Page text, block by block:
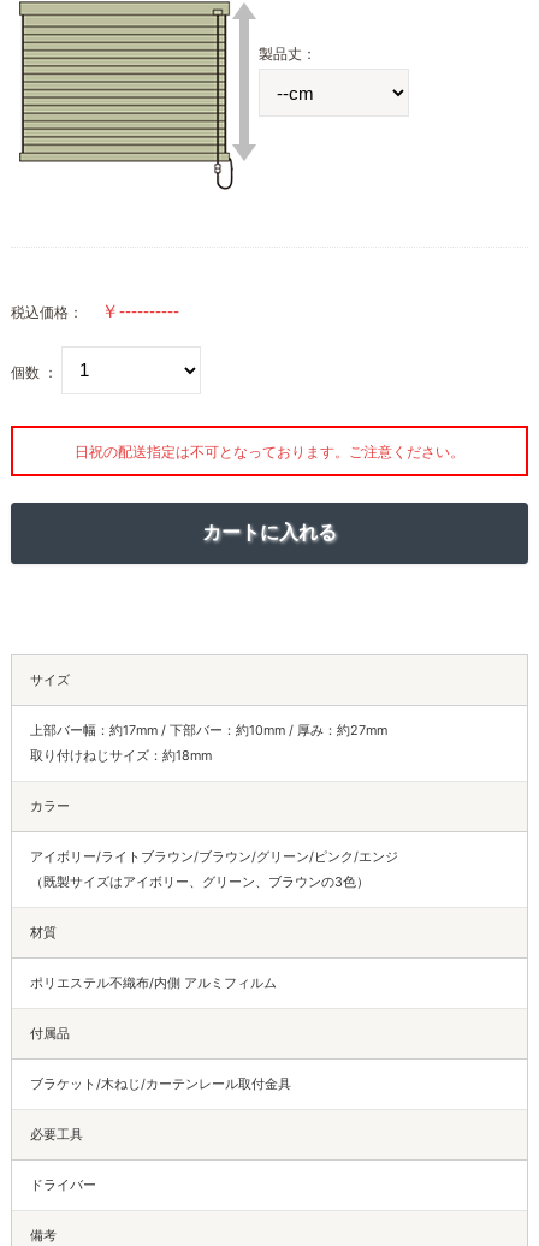
製品丈：
税込価格：
個数 ：
日祝の配送指定は不可となっております。ご注意ください。
サイズ
上部バー幅：約17mm / 下部バー：約10mm / 厚み：約27mm
取り付けねじサイズ：約18mm
カラー
アイボリー/ライトブラウン/ブラウン/グリーン/ピンク/エンジ
（既製サイズはアイボリー、グリーン、ブラウンの3色）
材質
ポリエステル不織布/内側 アルミフィルム
付属品
ブラケット/木ねじ/カーテンレール取付金具
必要工具
ドライバー
備考